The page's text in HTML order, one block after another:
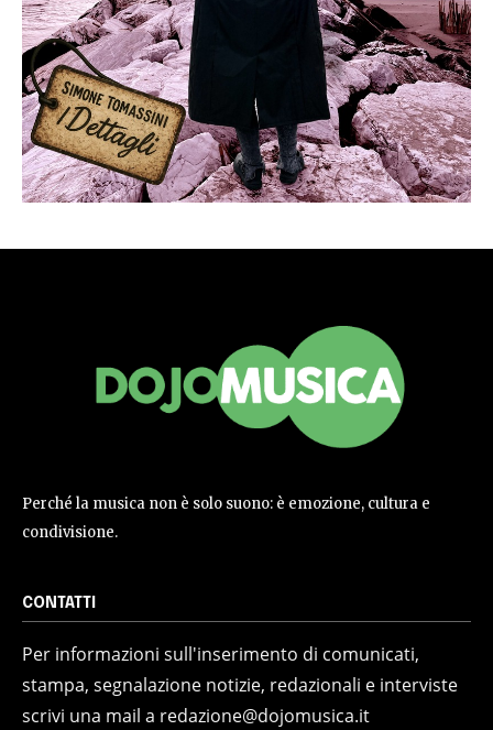
Perché la musica non è solo suono: è emozione, cultura e
condivisione.
CONTATTI
Per informazioni sull'inserimento di comunicati,
stampa, segnalazione notizie, redazionali e interviste
scrivi una mail a redazione@dojomusica.it